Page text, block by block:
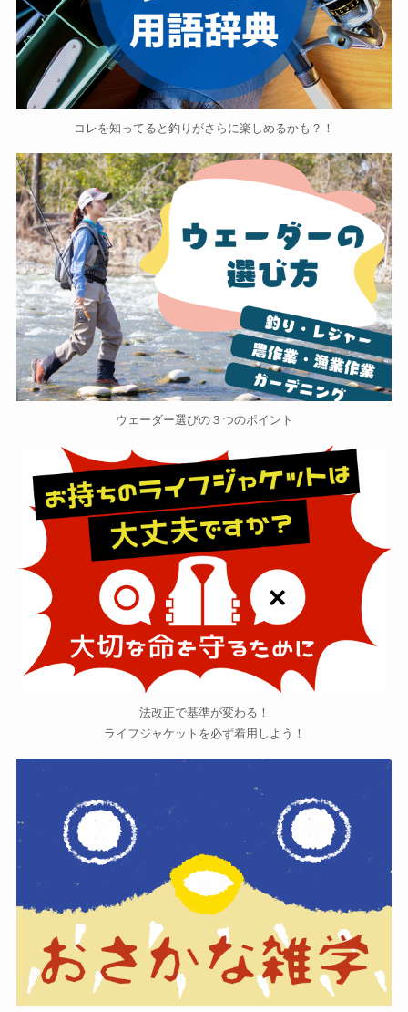
コレを知ってると釣りがさらに楽しめるかも？！
ウェーダー選びの３つのポイント
法改正で基準が変わる！
ライフジャケットを必ず着用しよう！